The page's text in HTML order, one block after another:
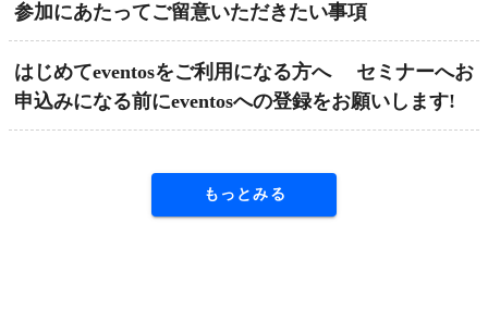
参加にあたってご留意いただきたい事項
はじめてeventosをご利用になる方へ セミナーへお
申込みになる前にeventosへの登録をお願いします!
もっとみる